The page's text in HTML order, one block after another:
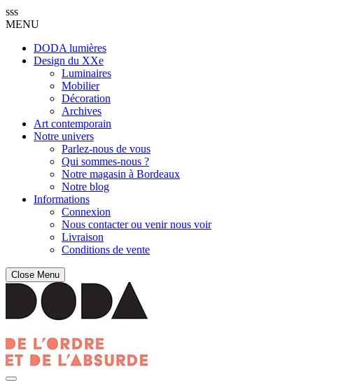
sss
MENU
DODA lumières
Design du XXe
Luminaires
Mobilier
Décoration
Archives
Art contemporain
Notre univers
Parlez-nous de vous
Qui sommes-nous ?
Notre magasin à Bordeaux
Notre blog
Informations
Connexion
Nous contacter ou venir nous voir
Livraison
Conditions de vente
Close Menu